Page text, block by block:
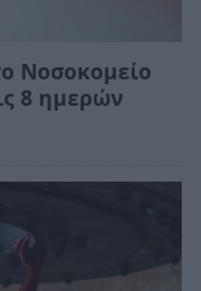
Νοσοκομείο
8 ημερών